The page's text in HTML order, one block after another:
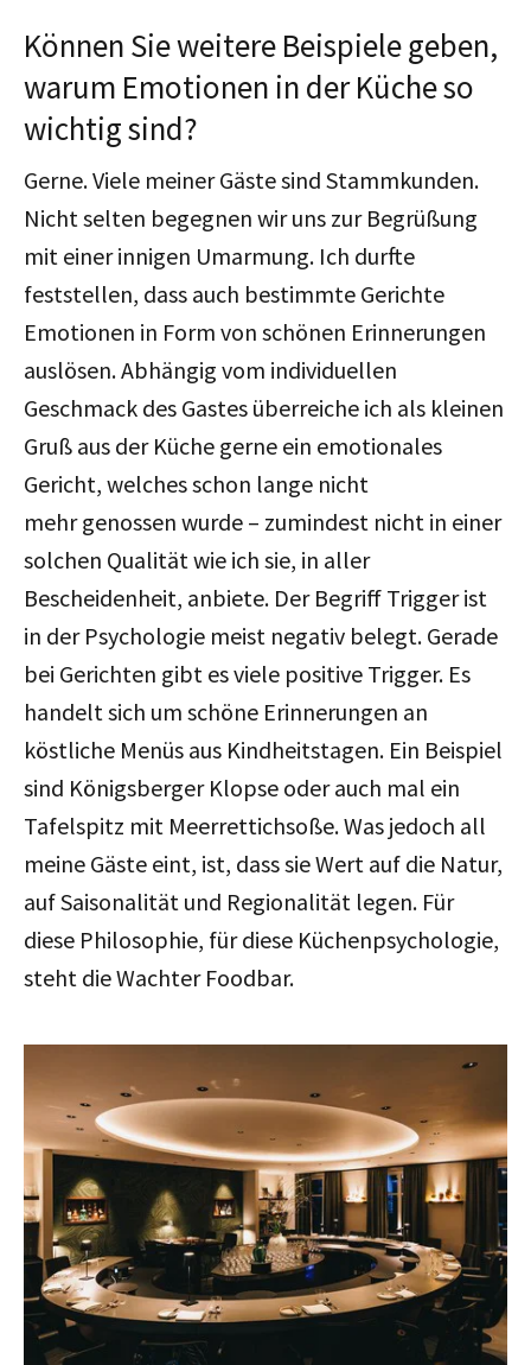
Können Sie weitere Beispiele geben,
warum Emotionen in der Küche so
wichtig sind?
Gerne. Viele meiner Gäste sind Stammkunden.
Nicht selten begegnen wir uns zur Begrüßung
mit einer innigen Umarmung. Ich durfte
feststellen, dass auch bestimmte Gerichte
Emotionen in Form von schönen Erinnerungen
auslösen. Abhängig vom individuellen
Geschmack des Gastes überreiche ich als kleinen
Gruß aus der Küche gerne ein emotionales
Gericht, welches schon lange nicht
mehr genossen wurde – zumindest nicht in einer
solchen Qualität wie ich sie, in aller
Bescheidenheit, anbiete. Der Begriff Trigger ist
in der Psychologie meist negativ belegt. Gerade
bei Gerichten gibt es viele positive Trigger. Es
handelt sich um schöne Erinnerungen an
köstliche Menüs aus Kindheitstagen. Ein Beispiel
sind Königsberger Klopse oder auch mal ein
Tafelspitz mit Meerrettichsoße. Was jedoch all
meine Gäste eint, ist, dass sie Wert auf die Natur,
auf Saisonalität und Regionalität legen. Für
diese Philosophie, für diese Küchenpsychologie,
steht die Wachter Foodbar.